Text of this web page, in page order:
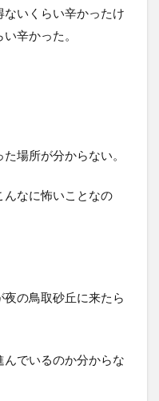
いくらい辛かったけ
辛かった。
場所が分からない。
んなに怖いことなの
の鳥取砂丘に来たら
でいるのか分からな